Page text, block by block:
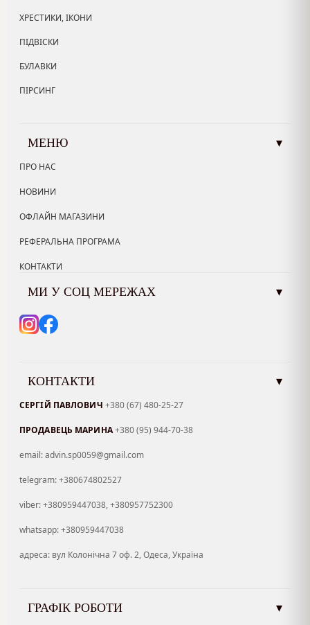
ХРЕСТИКИ, ІКОНИ
ПІДВІСКИ
БУЛАВКИ
ПІРСИНГ
МЕНЮ ▾
ПРО НАС
НОВИНИ
ОФЛАЙН МАГАЗИНИ
РЕФЕРАЛЬНА ПРОГРАМА
КОНТАКТИ
МИ У СОЦ МЕРЕЖАХ ▾
КОНТАКТИ ▾
СЕРГІЙ ПАВЛОВИЧ +380 (67) 480-25-27
ПРОДАВЕЦЬ МАРИНА+380 (95) 944-70-38
email: advin.sp0059@gmail.com
telegram: +380674802527
viber: +380959447038, +380957752300
whatsapp: +380959447038
адреса: вул Колонічна 7 оф. 2, Одеса, Україна
ГРАФІК РОБОТИ ▾